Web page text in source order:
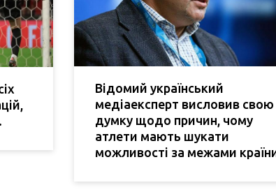
Відомий український
медіаексперт висловив свою
думку щодо причин, чому
атлети мають шукати
можливості за межами